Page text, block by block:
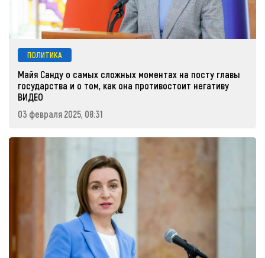
ПОЛИТИКА
Майя Санду о самых сложных моментах на посту главы
государства и о том, как она противостоит негативу
ВИДЕО
03 февраля 2025, 08:31